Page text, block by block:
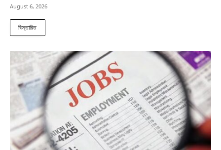
August 6, 2026
বিস্তারিত